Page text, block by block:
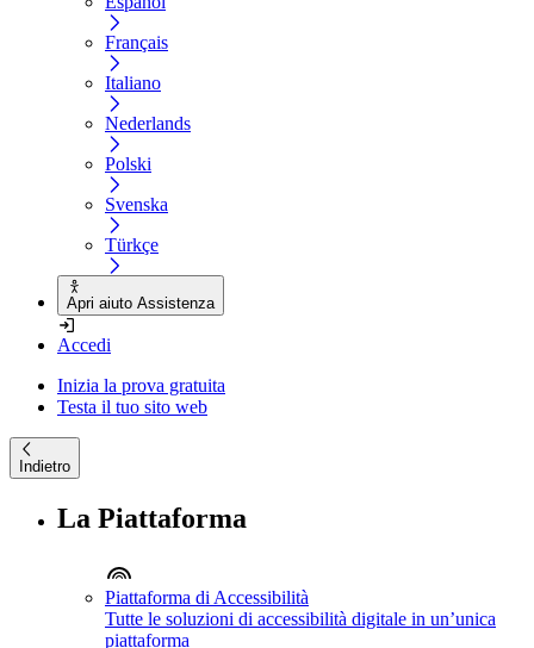
Français
Italiano
Nederlands
Polski
Svenska
Türkçe
Apri aiuto Assistenza
Accedi
Inizia la prova gratuita
Testa il tuo sito web
Indietro
La Piattaforma
Piattaforma di Accessibilità
Tutte le soluzioni di accessibilità digitale in un’unica
piattaforma